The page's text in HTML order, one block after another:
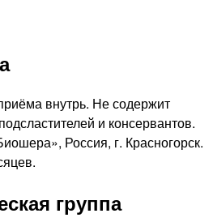
внутрь. Не содержит
и консервантов.
Россия, г. Красногорск.
группа